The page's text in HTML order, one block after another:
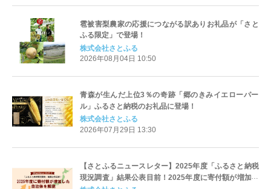
雹被害梨農家の応援につながる訳ありお礼品が「さと
ふる限定」で登場！
株式会社さとふる
2026年08月04日 10:50
青森が生んだ上位3％の奇跡「郷のきみイエローパー
ル」ふるさと納税のお礼品に登場！
株式会社さとふる
2026年07月29日 13:30
【さとふるニュースレター】2025年度「ふるさと納税
現況調査」結果公表目前！2025年度に寄付額が増加し